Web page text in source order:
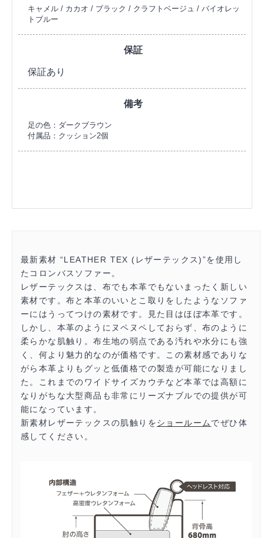
キャメル / カカオ / ブラック / クラフトベージュ / バイオレッ
トブルー
保証
保証あり
備考
足の色：ダークブラウン
付属品：クッション2個
最新素材 “LEATHER TEX (レザーテックス)”を使用し
たコロンバスソファー。
レザーテックスは、布でも本革でもないまったく新しい
素材です。布と本革のいいとこ取りをしたようなソファ
ーにはうってつけの素材です。見た目はほぼ本革です。
しかし、本革のようにヌペヌペしておらず、布のように
柔らかな肌触り。布生地の弱点である汚れや水分にも強
く、何より魅力的なのが価格です。この素材感でありな
がら本革よりもグッと低価格での製造が可能になりまし
た。これまでのワイドサイズカウチなど本革では高額に
なりがちな大型商品も非常にリーズナブルでの提供が可
能になっています。
新素材レザーテックスの肌触りをショールーム でぜひ体
感してください。